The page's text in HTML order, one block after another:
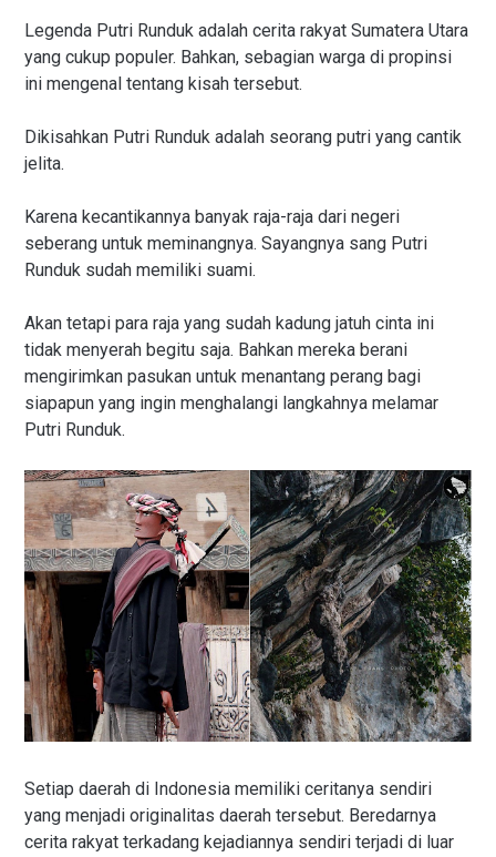
Legenda Putri Runduk adalah cerita rakyat Sumatera Utara
yang cukup populer. Bahkan, sebagian warga di propinsi
ini mengenal tentang kisah tersebut.
Dikisahkan Putri Runduk adalah seorang putri yang cantik
jelita.
Karena kecantikannya banyak raja-raja dari negeri
seberang untuk meminangnya. Sayangnya sang Putri
Runduk sudah memiliki suami.
Akan tetapi para raja yang sudah kadung jatuh cinta ini
tidak menyerah begitu saja. Bahkan mereka berani
mengirimkan pasukan untuk menantang perang bagi
siapapun yang ingin menghalangi langkahnya melamar
Putri Runduk.
Setiap daerah di Indonesia memiliki ceritanya sendiri
yang menjadi originalitas daerah tersebut. Beredarnya
cerita rakyat terkadang kejadiannya sendiri terjadi di luar